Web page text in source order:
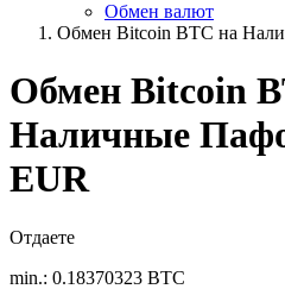
Обмен валют
Обмен Bitcoin BTC на
Обмен Bitcoin
Наличные
EUR
Отдаете
min.: 0.18370323 BTC